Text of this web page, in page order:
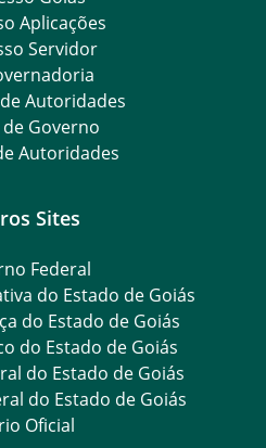
Aplicações
Servidor
Autoridades
de Governo
Autoridades
Sites
Federal
do Estado de Goiás
do Estado de Goiás
do Estado de Goiás
do Estado de Goiás
do Estado de Goiás
Oficial